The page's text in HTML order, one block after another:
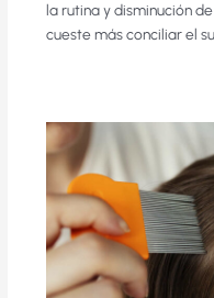
la rutina y disminución
cueste más conciliar el